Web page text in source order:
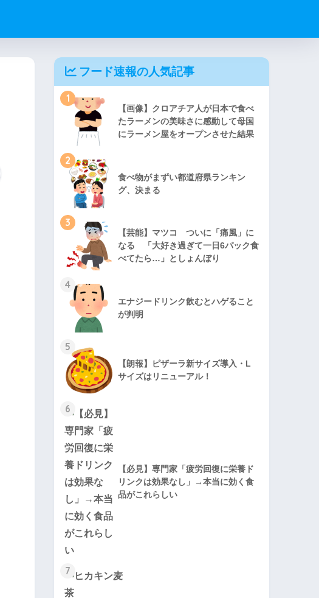
フード速報の人気記事
1
【画像】クロアチア人が日本で食べ
たラーメンの美味さに感動して母国
にラーメン屋をオープンさせた結果
2
食べ物がまずい都道府県ランキン
グ、決まる
3
【芸能】マツコ ついに「痛風」に
なる 「大好き過ぎて一日6パック食
べてたら…」としょんぼり
4
エナジードリンク飲むとハゲること
が判明
5
【朗報】ピザーラ新サイズ導入・L
サイズはリニューアル！
6
【必見】専門家「疲労回復に栄養ド
リンクは効果なし」→本当に効く食
品がこれらしい
7